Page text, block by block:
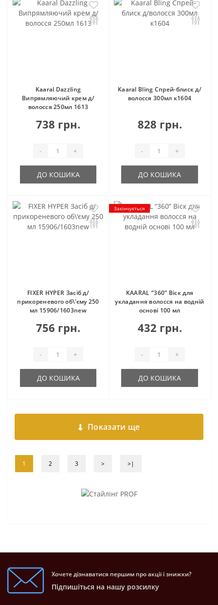
Kaaral Dazzling
Випрямляючий крем д/
волосся 250мл 1613
738 грн.
- +
ДО КОШИКА
Kaaral Bling Спрей-блиск д/
волосся 300мл к1604
828 грн.
- +
ДО КОШИКА
FIXER HYPER Засіб д/
прикореневого об\'єму 250
мл 15906/1603new
756 грн.
- +
ДО КОШИКА
Закінчується
KAARAL “360” Віск для
укладання волосся на водній
основі 100 мл
432 грн.
- +
ДО КОШИКА
Показати ще
1 2 3 > >|
Хочете дізнаватися першим про акції і знижки?
Підпишіться на нашу розсилку